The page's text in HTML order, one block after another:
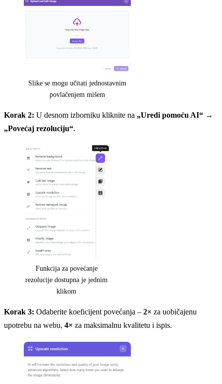
Slike se mogu učitati jednostavnim
povlačenjem mišem
Korak 2: U desnom izborniku kliknite na „Uredi pomoću AI“ →
„Povećaj rezoluciju“.
Funkcija za povećanje
rezolucije dostupna je jednim
klikom
Korak 3: Odaberite koeficijent povećanja – 2× za uobičajenu
upotrebu na webu, 4× za maksimalnu kvalitetu i ispis.